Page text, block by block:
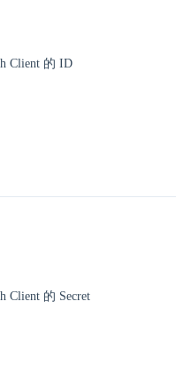
Client 的 ID
Client 的 Secret